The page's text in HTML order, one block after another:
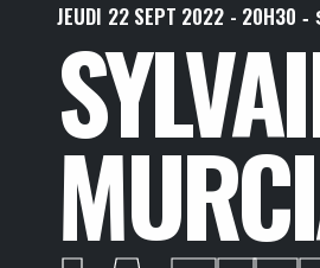
JEUDI 22 SEPT 2022 - 20H30 -